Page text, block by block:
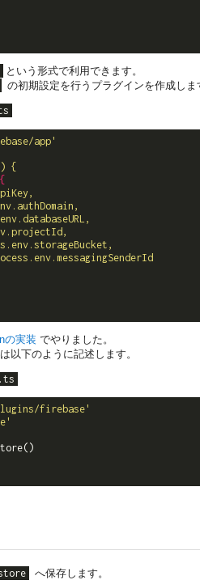
という形式で利用できます。
の初期設定を行うプラグインを作成しま
app'
{
の実装 でやりました。
以下のように記述します。
firebase'
へ保存します。